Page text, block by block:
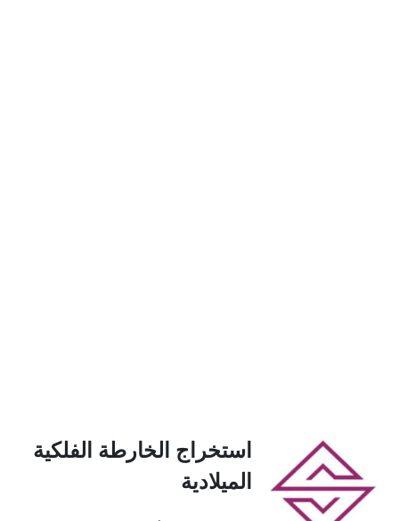
استخراج الخارطة الفلكية
الميلادية